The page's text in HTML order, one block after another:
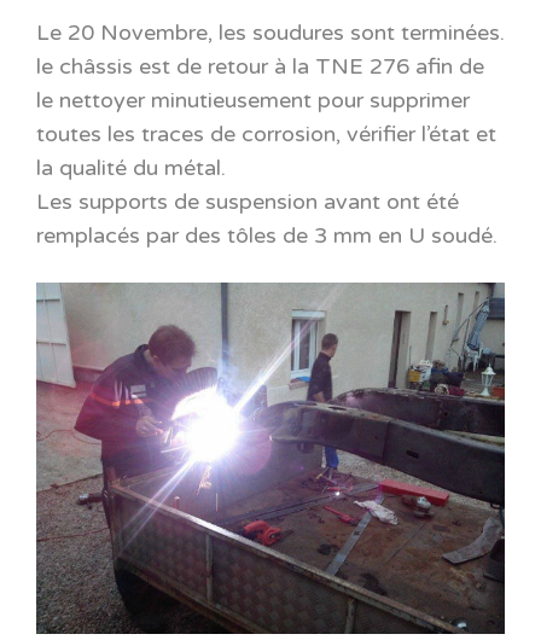
Le 20 Novembre, les soudures sont terminées.
le châssis est de retour à la TNE 276 afin de
le nettoyer minutieusement pour supprimer
toutes les traces de corrosion, vérifier l’état et
la qualité du métal.
Les supports de suspension avant ont été
remplacés par des tôles de 3 mm en U soudé.